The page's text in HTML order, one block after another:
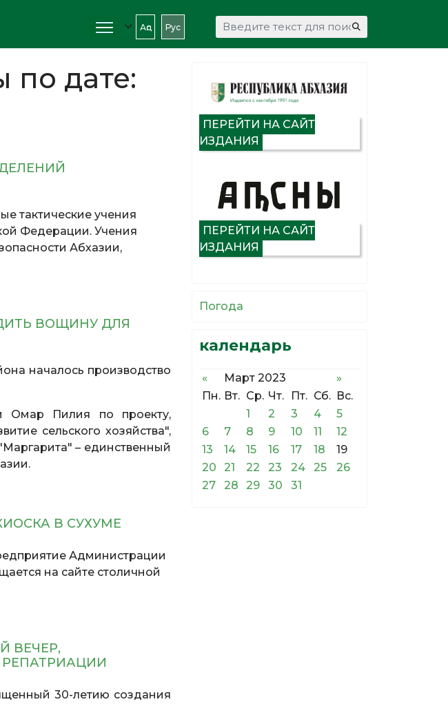
Аԥс Рус Искать...
по дате:
тактические учения
Федерации. Учения
Абхазии,
ВОЩИНУ ДЛЯ
началось производство
Омар Пилия по проекту,
сельского хозяйства",
– единственный
В СУХУМЕ
Администрации
на сайте столичной
ВЕЧЕР,
30-летию создания
ПЕРЕЙТИ НА САЙТ
ИЗДАНИЯ
ПЕРЕЙТИ НА САЙТ
ИЗДАНИЯ
Погода
календарь
« Март 2023
»
Пн. Вт. Ср. Чт. Пт. Сб. Вс.
1
2 3 4
5
6
7 8 9 10 11
12
13
14 15 16 17 18
19
20
21 22 23 24 25
26
27
28 29 30 31